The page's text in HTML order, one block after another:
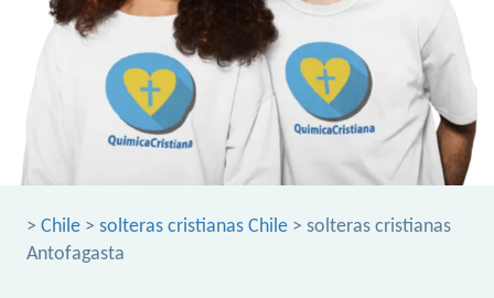
> Chile > solteras cristianas Chile > solteras cristianas
Antofagasta